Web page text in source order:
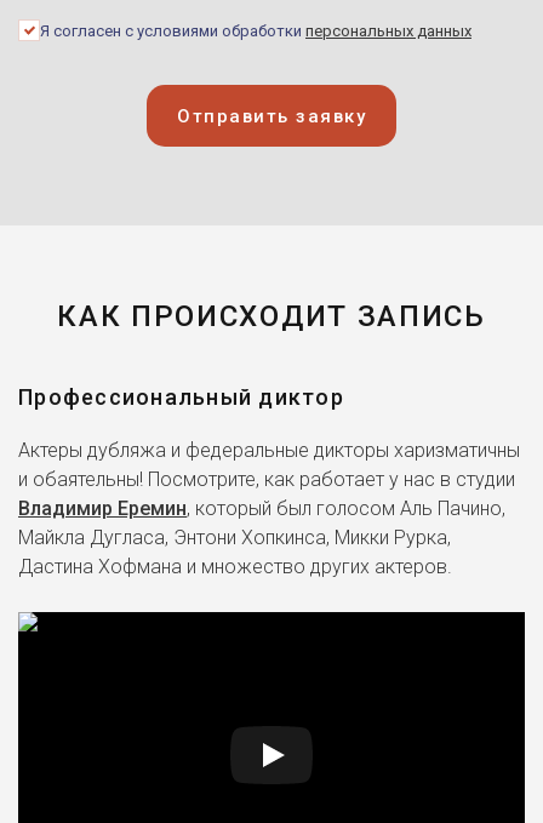
Я согласен с условиями обработки персональных данных
Отправить заявку
КАК ПРОИСХОДИТ ЗАПИСЬ
Профессиональный диктор
Актеры дубляжа и федеральные дикторы харизматичны
и обаятельны! Посмотрите, как работает у нас в студии
Владимир Еремин, который был голосом Аль Пачино,
Майкла Дугласа, Энтони Хопкинса, Микки Рурка,
Дастина Хофмана и множество других актеров.